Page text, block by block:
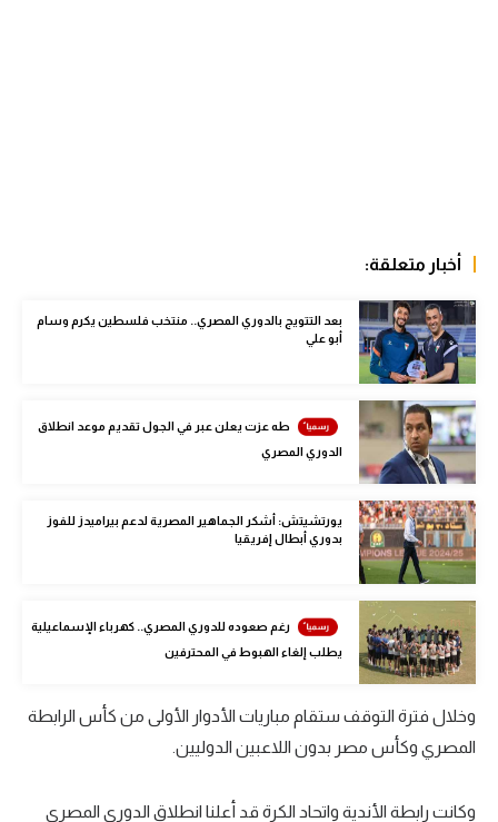
أمريكا
ركن الألعاب
أقسام خاصة
Gamers
تحقيق في الجول
تقرير في الجول
تحليل في الجول
حكايات في الجول
كويز في الجول
فيديو في الجول
أخبار متعلقة:
بعد التتويج بالدوري المصري.. منتخب فلسطين يكرم وسام
أبو علي
طه عزت يعلن عبر في الجول تقديم موعد انطلاق
الدوري المصري
يورتشيتش: أشكر الجماهير المصرية لدعم بيراميدز للفوز
بدوري أبطال إفريقيا
رغم صعوده للدوري المصري.. كهرباء الإسماعيلية
يطلب إلغاء الهبوط في المحترفين
وخلال فترة التوقف ستقام مباريات الأدوار الأولى من كأس الرابطة
المصري وكأس مصر بدون اللاعبين الدوليين.
وكانت رابطة الأندية واتحاد الكرة قد أعلنا انطلاق الدوري المصري